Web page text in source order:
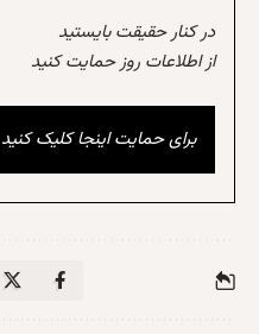
در کنار حقیقت بایستید
از اطلاعات روز حمایت کنید
برای حمایت اینجا کلیک کنید